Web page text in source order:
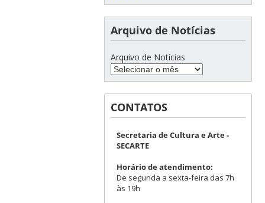
Arquivo de Notícias
Arquivo de Notícias
CONTATOS
Secretaria de Cultura e Arte -
SECARTE
Horário de atendimento:
De segunda a sexta-feira das 7h
às 19h